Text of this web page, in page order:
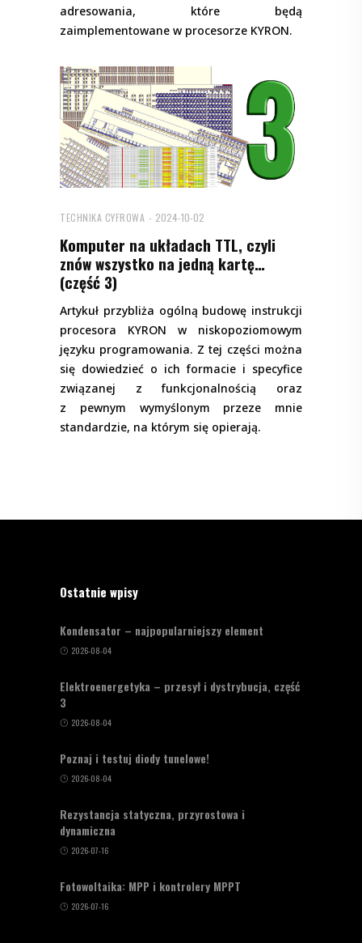
adresowania, które będą
zaimplementowane w procesorze KYRON.
TECHNIKA CYFROWA 2024-10-02
Komputer na układach TTL, czyli
znów wszystko na jedną kartę…
(część 3)
Artykuł przybliża ogólną budowę instrukcji
procesora KYRON w niskopoziomowym
języku programowania. Z tej części można
się dowiedzieć o ich formacie i specyfice
związanej z funkcjonalnością oraz
z pewnym wymyślonym przeze mnie
standardzie, na którym się opierają.
Ostatnie wpisy
Kondensator – najpopularniejszy element
2026-08-04
Elektroenergetyka – przesył i dystrybucja, część
3
2026-08-04
Poznaj i testuj diody tunelowe!
2026-08-04
Rezystancja statyczna, przyrostowa i
dynamiczna
2026-07-16
Fotowoltaika: MPP i kontrolery MPPT
2026-07-16